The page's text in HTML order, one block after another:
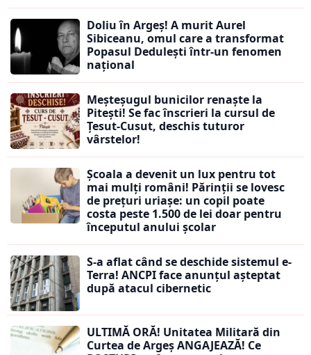
Doliu în Argeș! A murit Aurel
Sibiceanu, omul care a transformat
Popasul Dedulești într-un fenomen
național
Meșteșugul bunicilor renaște la
Pitești! Se fac înscrieri la cursul de
Țesut-Cusut, deschis tuturor
vârstelor!
Școala a devenit un lux pentru tot
mai mulți români! Părinții se lovesc
de prețuri uriașe: un copil poate
costa peste 1.500 de lei doar pentru
începutul anului școlar
S-a aflat când se deschide sistemul e-
Terra! ANCPI face anunțul așteptat
după atacul cibernetic
ULTIMĂ ORĂ! Unitatea Militară din
Curtea de Argeș ANGAJEAZĂ! Ce